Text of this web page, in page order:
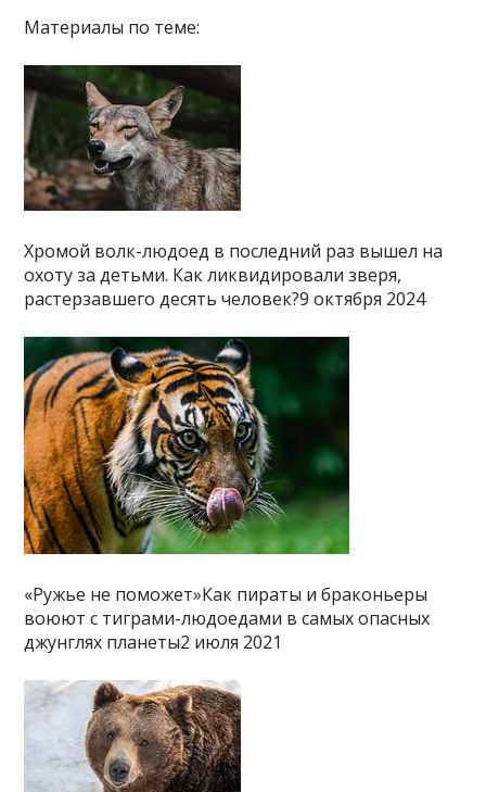
Материалы по теме:
Хромой волк-людоед в последний раз вышел на
охоту за детьми. Как ликвидировали зверя,
растерзавшего десять человек?9 октября 2024
«Ружье не поможет»Как пираты и браконьеры
воюют с тиграми-людоедами в самых опасных
джунглях планеты2 июля 2021